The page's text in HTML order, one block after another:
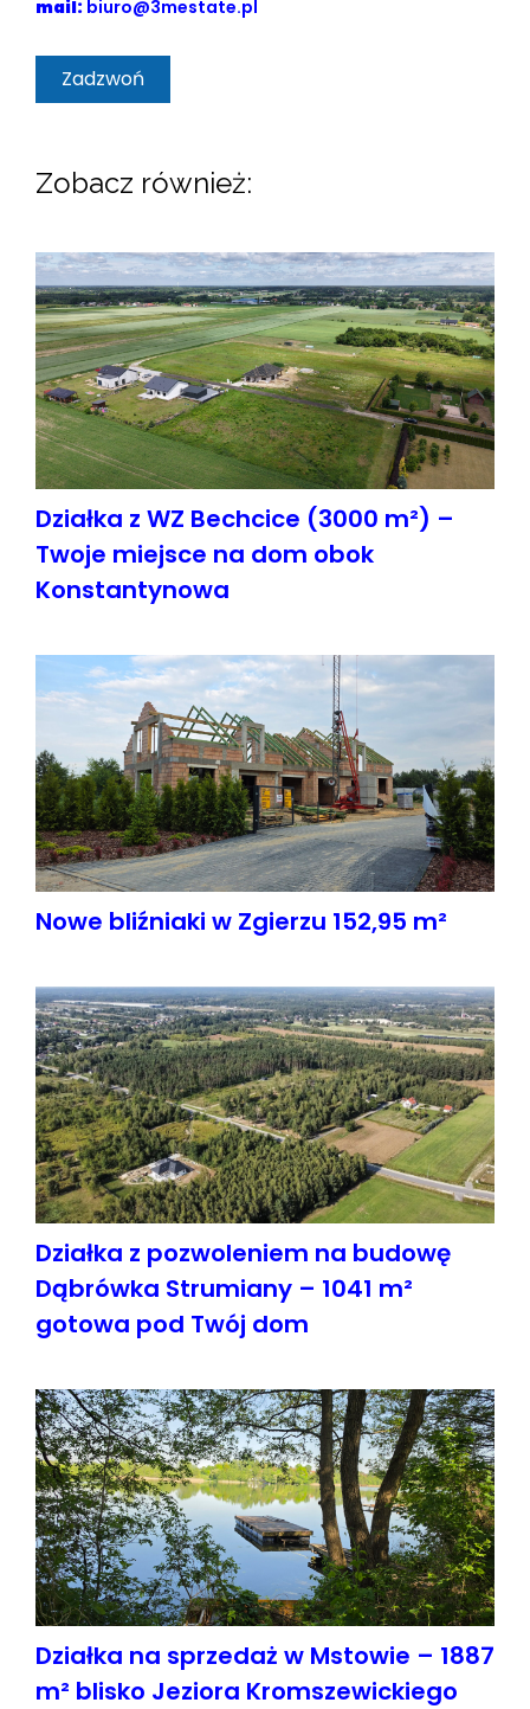
mail: biuro@3mestate.pl
Zadzwoń
Zobacz również:
Działka z WZ Bechcice (3000 m²) –
Twoje miejsce na dom obok
Konstantynowa
Nowe bliźniaki w Zgierzu 152,95 m²
Działka z pozwoleniem na budowę
Dąbrówka Strumiany – 1041 m²
gotowa pod Twój dom
Działka na sprzedaż w Mstowie – 1887
m² blisko Jeziora Kromszewickiego